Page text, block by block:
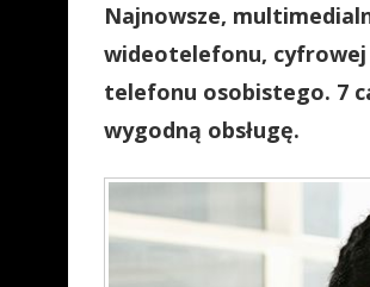
Najnowsze,
wideotelefonu,
telefonu osobistego. 7
wygodną obsługę.